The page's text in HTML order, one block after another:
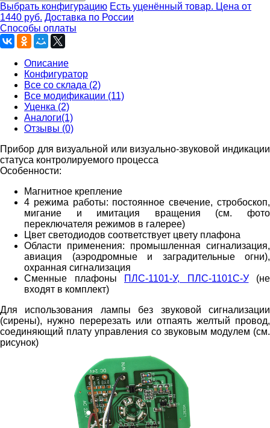
Выбрать конфигурацию Есть уценённый товар. Цена от
1440 руб. Доставка по России
Способы оплаты
Описание
Конфигуратор
Все со склада (2)
Все модификации (11)
Уценка (2)
Аналоги(1)
Отзывы (0)
Прибор для визуальной или визуально-звуковой индикации
статуса контролируемого процесса
Особенности:
Магнитное крепление
4 режима работы: постоянное свечение, стробоскоп,
мигание и имитация вращения (см. фото
переключателя режимов в галерее)
Цвет светодиодов соответствует цвету плафона
Области применения: промышленная сигнализация,
авиация (аэродромные и заградительные огни),
охранная сигнализация
Сменные плафоны
ПЛС-1101-У, ПЛС-1101С-У(не
входят в комплект)
Для использования лампы без звуковой сигнализации
(сирены), нужно перерезать или отпаять желтый провод,
соединяющий плату управления со звуковым модулем (см.
рисунок)